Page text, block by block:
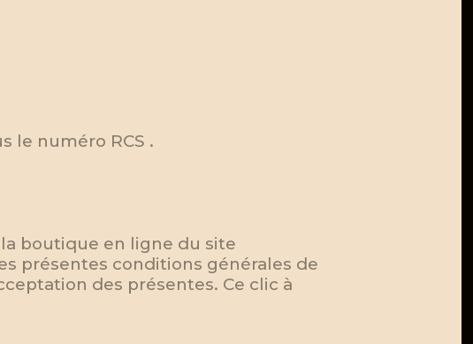
le numéro RCS .
boutique en ligne du site
présentes conditions générales de
des présentes. Ce clic à